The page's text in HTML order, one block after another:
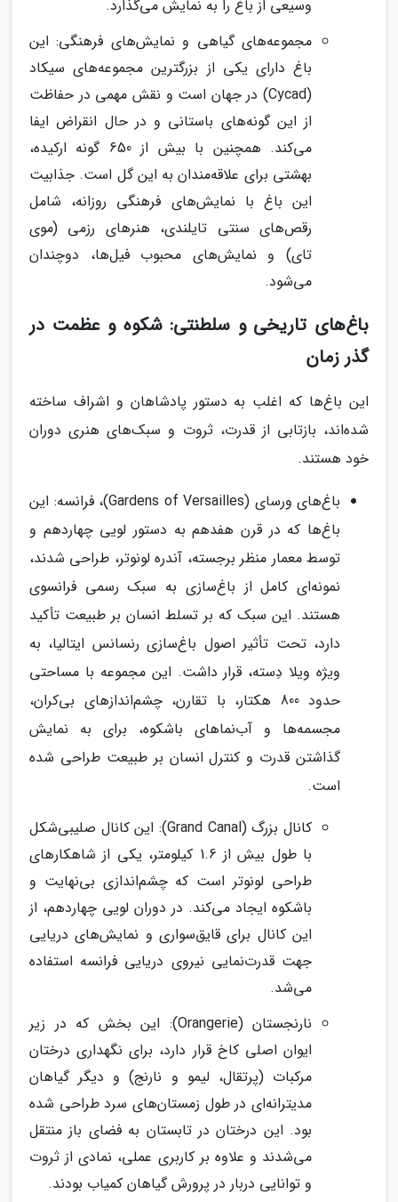
وسیعی از باغ را به نمایش می‌گذارد.
مجموعه‌های گیاهی و نمایش‌های فرهنگی: این
باغ دارای یکی از بزرگترین مجموعه‌های سیکاد
(Cycad) در جهان است و نقش مهمی در حفاظت
از این گونه‌های باستانی و در حال انقراض ایفا
می‌کند. همچنین با بیش از 650 گونه ارکیده،
بهشتی برای علاقه‌مندان به این گل است. جذابیت
این باغ با نمایش‌های فرهنگی روزانه، شامل
رقص‌های سنتی تایلندی، هنرهای رزمی (موی
تای) و نمایش‌های محبوب فیل‌ها، دوچندان
می‌شود.
باغ‌های تاریخی و سلطنتی: شکوه و عظمت در
گذر زمان
این باغ‌ها که اغلب به دستور پادشاهان و اشراف ساخته
شده‌اند، بازتابی از قدرت، ثروت و سبک‌های هنری دوران
خود هستند.
باغ‌های ورسای (Gardens of Versailles)، فرانسه: این
باغ‌ها که در قرن هفدهم به دستور لویی چهاردهم و
توسط معمار منظر برجسته، آندره لونوتر، طراحی شدند،
نمونه‌ای کامل از باغ‌سازی به سبک رسمی فرانسوی
هستند. این سبک که بر تسلط انسان بر طبیعت تأکید
دارد، تحت تأثیر اصول باغ‌سازی رنسانس ایتالیا، به
ویژه ویلا دِسته، قرار داشت. این مجموعه با مساحتی
حدود 800 هکتار، با تقارن، چشم‌اندازهای بی‌کران،
مجسمه‌ها و آب‌نماهای باشکوه، برای به نمایش
گذاشتن قدرت و کنترل انسان بر طبیعت طراحی شده
است.
کانال بزرگ (Grand Canal): این کانال صلیبی‌شکل
با طول بیش از 1.6 کیلومتر، یکی از شاهکارهای
طراحی لونوتر است که چشم‌اندازی بی‌نهایت و
باشکوه ایجاد می‌کند. در دوران لویی چهاردهم، از
این کانال برای قایق‌سواری و نمایش‌های دریایی
جهت قدرت‌نمایی نیروی دریایی فرانسه استفاده
می‌شد.
نارنجستان (Orangerie): این بخش که در زیر
ایوان اصلی کاخ قرار دارد، برای نگهداری درختان
مرکبات (پرتقال، لیمو و نارنج) و دیگر گیاهان
مدیترانه‌ای در طول زمستان‌های سرد طراحی شده
بود. این درختان در تابستان به فضای باز منتقل
می‌شدند و علاوه بر کاربری عملی، نمادی از ثروت
و توانایی دربار در پرورش گیاهان کمیاب بودند.